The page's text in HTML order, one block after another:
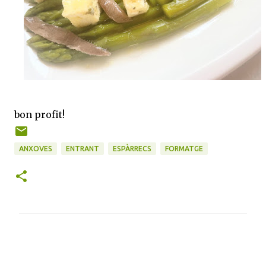
bon profit!
ANXOVES ENTRANT ESPÀRRECS FORMATGE